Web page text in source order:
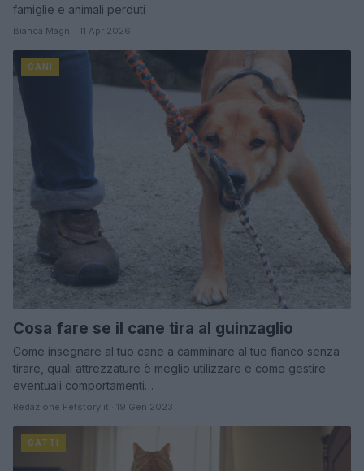
famiglie e animali perduti
Bianca Magni · 11 Apr 2026
CANI
Cosa fare se il cane tira al guinzaglio
Come insegnare al tuo cane a camminare al tuo fianco senza
tirare, quali attrezzature è meglio utilizzare e come gestire
eventuali comportamenti…
Redazione Petstory.it · 19 Gen 2023
GATTI